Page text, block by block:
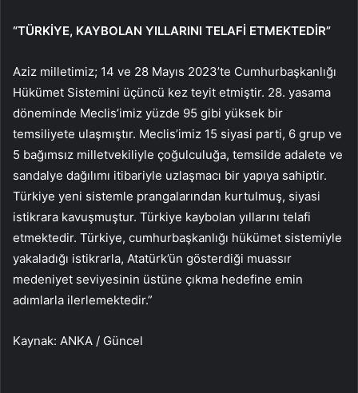
“TÜRKİYE, KAYBOLAN YILLARINI TELAFİ ETMEKTEDİR”
Aziz milletimiz; 14 ve 28 Mayıs 2023’te Cumhurbaşkanlığı
Hükümet Sistemini üçüncü kez teyit etmiştir. 28. yasama
döneminde Meclis’imiz yüzde 95 gibi yüksek bir
temsiliyete ulaşmıştır. Meclis’imiz 15 siyasi parti, 6 grup ve
5 bağımsız milletvekiliyle çoğulculuğa, temsilde adalete ve
sandalye dağılımı itibariyle uzlaşmacı bir yapıya sahiptir.
Türkiye yeni sistemle prangalarından kurtulmuş, siyasi
istikrara kavuşmuştur. Türkiye kaybolan yıllarını telafi
etmektedir. Türkiye, cumhurbaşkanlığı hükümet sistemiyle
yakaladığı istikrarla, Atatürk’ün gösterdiği muassır
medeniyet seviyesinin üstüne çıkma hedefine emin
adımlarla ilerlemektedir.”
Kaynak: ANKA / Güncel